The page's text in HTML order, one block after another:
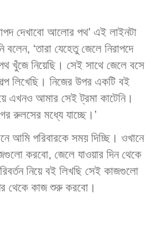
দেখাবো আলোর পথ’ এই লাইনটা
বলেন, ‘তারা যেহেতু জেলে নিরাপদে
খুঁজে নিয়েছি। সেই সাথে জেলে বসে
লিখেছি। নিজের উপর একটি বই
এখনও আমার সেই ট্রমা কাটেনি।
রুলসের মধ্যে যাচ্ছে।’
আমি পরিবারকে সময় দিচ্ছি। ওখানে
করবো, জেলে যাওয়ার দিন থেকে
নিয়ে বই লিখছি সেই কাজগুলো
থেকে কাজ শুরু করবো।